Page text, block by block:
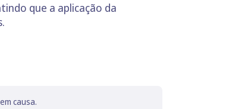
que a aplicação da
causa.